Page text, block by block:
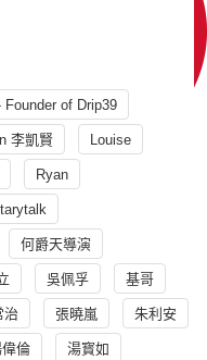
of Drip39
李凱賢 Louise
Ryan
何爵天導演
吳佩孚 基哥
治 張曉嵐 朱利安
倫 湯寳如